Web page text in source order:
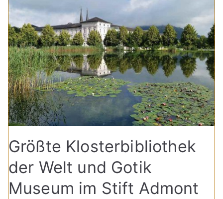
Größte Klosterbibliothek
der Welt und Gotik
Museum im Stift Admont